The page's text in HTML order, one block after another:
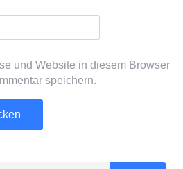
und Website in diesem Browser
speichern.